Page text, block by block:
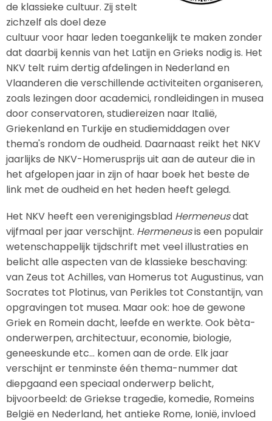
de klassieke cultuur. Zij stelt
zichzelf als doel deze
cultuur voor haar leden toegankelijk te maken zonder
dat daarbij kennis van het Latijn en Grieks nodig is. Het
NKV telt ruim dertig afdelingen in Nederland en
Vlaanderen die verschillende activiteiten organiseren,
zoals lezingen door academici, rondleidingen in musea
door conservatoren, studiereizen naar Italië,
Griekenland en Turkije en studiemiddagen over
thema's rondom de oudheid. Daarnaast reikt het NKV
jaarlijks de NKV-Homerusprijs uit aan de auteur die in
het afgelopen jaar in zijn of haar boek het beste de
link met de oudheid en het heden heeft gelegd.
Het NKV heeft een verenigingsblad Hermeneusdat
vijfmaal per jaar verschijnt. Hermeneusis een populair
wetenschappelijk tijdschrift met veel illustraties en
belicht alle aspecten van de klassieke beschaving:
van Zeus tot Achilles, van Homerus tot Augustinus, van
Socrates tot Plotinus, van Perikles tot Constantijn, van
opgravingen tot musea. Maar ook: hoe de gewone
Griek en Romein dacht, leefde en werkte. Ook bèta-
onderwerpen, architectuur, economie, biologie,
geneeskunde etc... komen aan de orde. Elk jaar
verschijnt er tenminste één thema-nummer dat
diepgaand een speciaal onderwerp belicht,
bijvoorbeeld: de Griekse tragedie, komedie, Romeins
België en Nederland, het antieke Rome, Ionië, invloed